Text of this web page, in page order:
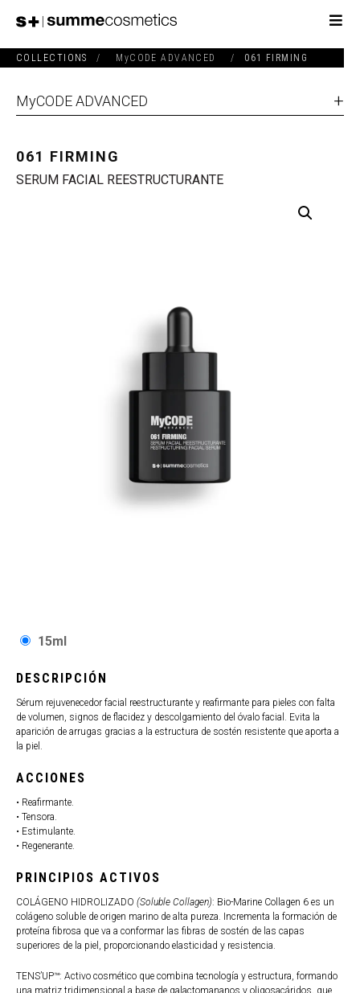
COLLECTIONS / MyCODE ADVANCED / 061 FIRMING
MyCODE ADVANCED
061 FIRMING
SERUM FACIAL REESTRUCTURANTE
15ml
DESCRIPCIÓN
Sérum rejuvenecedor facial reestructurante y reafirmante para pieles con falta
de volumen, signos de flacidez y descolgamiento del óvalo facial. Evita la
aparición de arrugas gracias a la estructura de sostén resistente que aporta a
la piel.
ACCIONES
• Reafirmante.
• Tensora.
• Estimulante.
• Regenerante.
PRINCIPIOS ACTIVOS
COLÁGENO HIDROLIZADO (Soluble Collagen): Bio-Marine Collagen 6 es un
colágeno soluble de origen marino de alta pureza. Incrementa la formación de
proteína fibrosa que va a conformar las fibras de sostén de las capas
superiores de la piel, proporcionando elasticidad y resistencia.
TENS’UP™: Activo cosmético que combina tecnología y estructura, formando
una matriz tridimensional a base de galactomananos y oligosacáridos, que